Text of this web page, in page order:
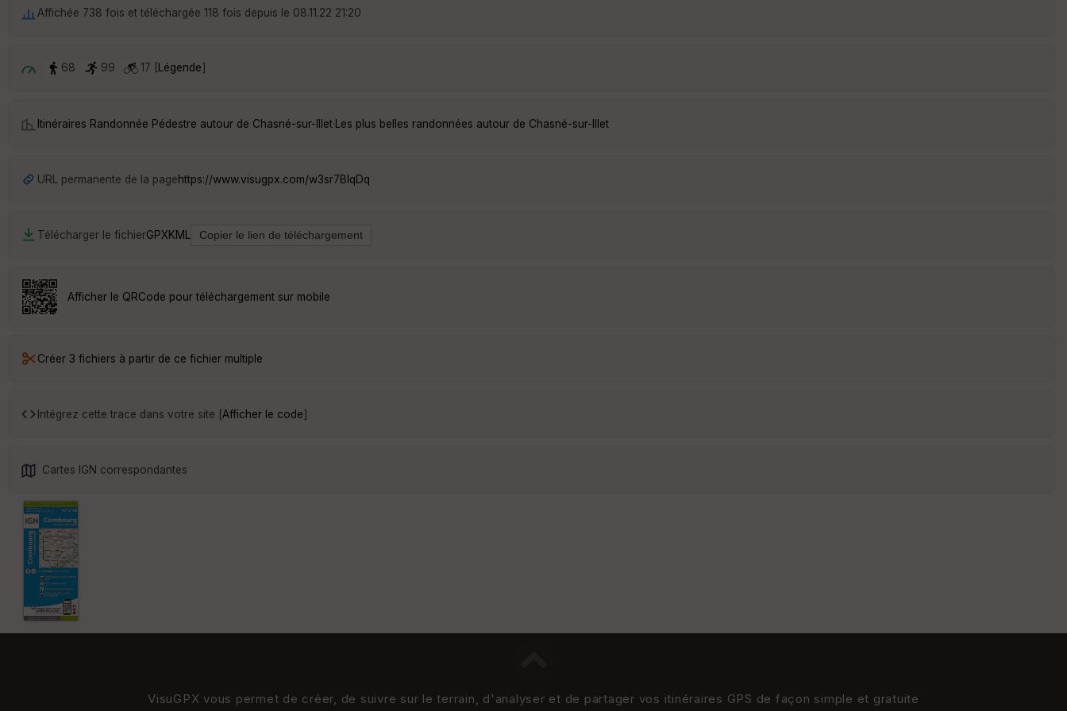
Affichée 738 fois et téléchargée 118 fois depuis le 08.11.22 21:20
68 99 17 [ Légende]
Itinéraires Randonnée Pédestre autour de Chasné-sur-Illet· Les plus belles randonnées autour de Chasné-sur-Illet
URL permanente de la pagehttps://www.visugpx.com/w3sr7BIqDq
Télécharger le fichierGPXKML
Afficher le QRCode pour téléchargement sur mobile
Créer 3 fichiers à partir de ce fichier multiple
Intégrez cette trace dans votre site [Afficher le code]
Cartes IGN correspondantes
VisuGPX vous permet de créer, de suivre sur le terrain, d'analyser et de partager vos itinéraires GPS de façon simple et gratuite